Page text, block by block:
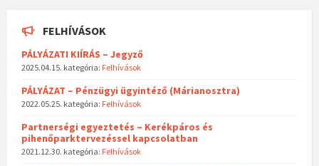
FELHÍVÁSOK
PÁLYÁZATI KIÍRÁS – Jegyző
2025.04.15. kategória: Felhívások
PÁLYÁZAT – Pénzügyi ügyintéző (Márianosztra)
2022.05.25. kategória: Felhívások
Partnerségi egyeztetés – Kerékpáros és
pihenőparktervezéssel kapcsolatban
2021.12.30. kategória: Felhívások